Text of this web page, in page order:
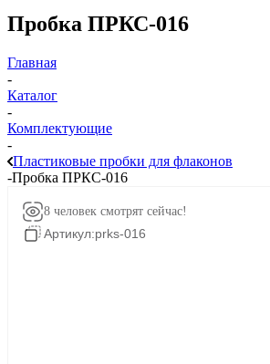
Пробка ПРКС-016
Главная
-
Каталог
-
Комплектующие
-
Пластиковые пробки для флаконов
-Пробка ПРКС-016
8 человек смотрят сейчас!
Артикул:prks-016